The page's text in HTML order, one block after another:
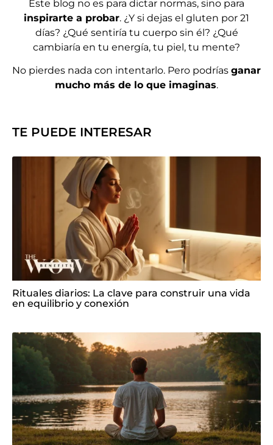
Este blog no es para dictar normas, sino para
inspirarte a probar. ¿Y si dejas el gluten por 21
días? ¿Qué sentiría tu cuerpo sin él? ¿Qué
cambiaría en tu energía, tu piel, tu mente?
No pierdes nada con intentarlo. Pero podrías ganar
mucho más de lo que imaginas.
TE PUEDE INTERESAR
Rituales diarios: La clave para construir una vida
en equilibrio y conexión